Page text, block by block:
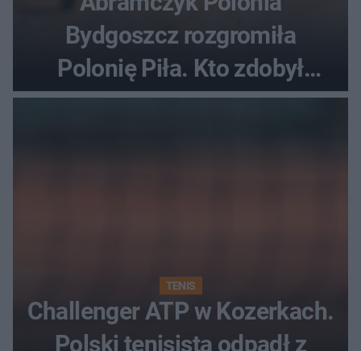
Bydgoszcz rozgromiła
Polonię Piła. Kto zdobył
najwięcej punktów?
TENIS
Challenger ATP w Kozerkach.
Polski tenisista odpadł z